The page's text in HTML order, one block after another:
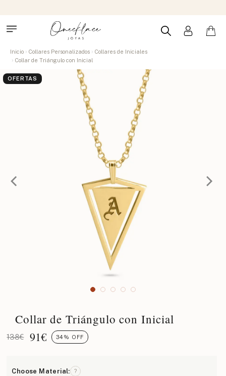
Inicio Collares Personalizados
Collares de Iniciales
Collar de Triángulo con Inicial
OFERTAS
Collar de Triángulo con Inicial
138€ 91€ 34% OFF
Choose Material: ?